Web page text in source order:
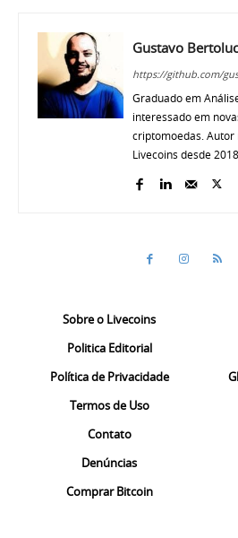
Gustavo
https://github.com/
Graduado em
interessado em
criptomoedas. Autor
Livecoins desde 2018.
Sobre o Livecoins
Politica Editorial
Política de Privacidade
Termos de Uso
Contato
Denúncias
Comprar Bitcoin